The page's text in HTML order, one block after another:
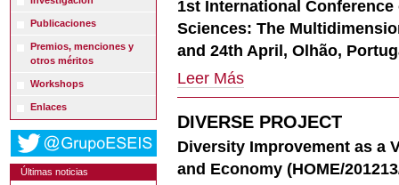
Publicaciones
Premios, menciones y
otros méritos
Workshops
Enlaces
Últimas noticias
1st International
Sciences: The
and 24th April, Olhão,
1st
International
on
Methods
in
Leer Más
DIVERSE PROJECT
Diversity Improvement as a
and Economy (HOME/